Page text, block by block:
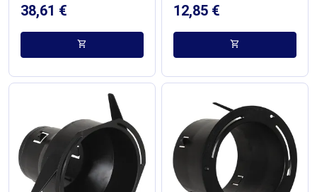
38,61 €
shopping_cart
12,85 €
shopping_cart